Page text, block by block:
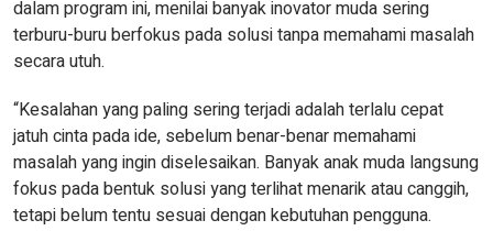
dalam program ini, menilai banyak inovator muda sering
terburu-buru berfokus pada solusi tanpa memahami masalah
secara utuh.
“Kesalahan yang paling sering terjadi adalah terlalu cepat
jatuh cinta pada ide, sebelum benar-benar memahami
masalah yang ingin diselesaikan. Banyak anak muda langsung
fokus pada bentuk solusi yang terlihat menarik atau canggih,
tetapi belum tentu sesuai dengan kebutuhan pengguna.